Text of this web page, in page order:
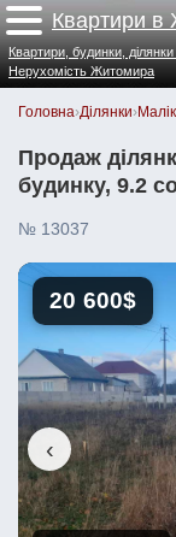
Квартири в
Квартири, будинки,
Нерухомість Житомира
Головна›Ділянки›
Продаж
будинку, 9.2
№ 13037
‹
20 600$